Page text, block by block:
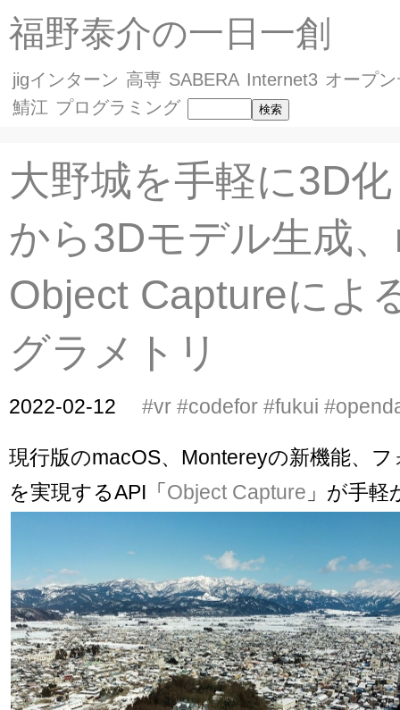
福野泰介の一日一創
jigインターン 高専 SABERA Internet3 オープ
鯖江 プログラミング
大野城を手軽に3D
から3Dモデル生成
Object Captureによ
グラメトリ
2022-02-12 #vr #codefor #fukui
現行版のmacOS、Montereyの新機能、
を実現するAPI「Object Capture 」が手